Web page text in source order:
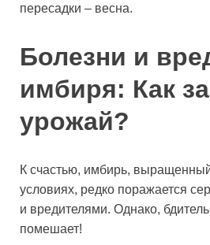
пересадки – весна.
Болезни и
имбиря: Как
урожай?
К счастью, имбирь,
условиях, редко поражается
и вредителями. Однако,
помешает!